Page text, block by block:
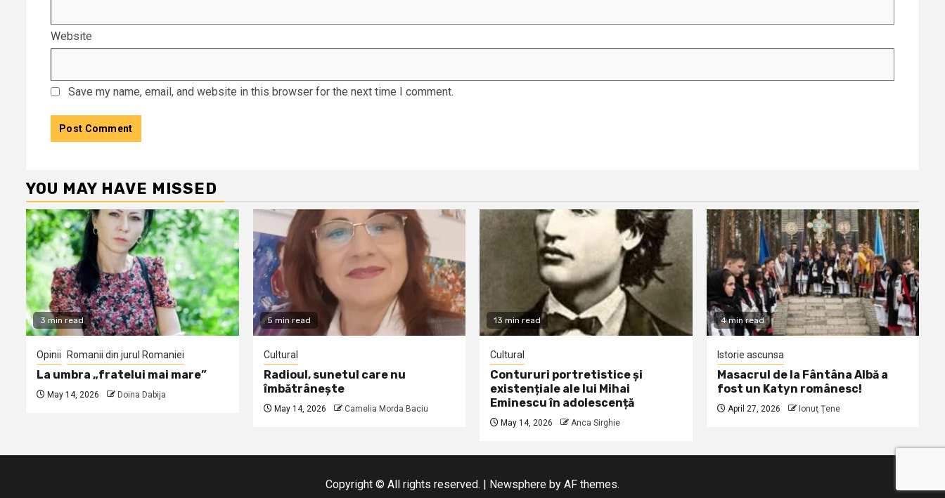
Website
Save my name, email, and website in this browser for the next time I comment.
YOU MAY HAVE MISSED
3 min read
Opinii Romanii din jurul Romaniei
La umbra „fratelui mai mare”
May 14, 2026 Doina Dabija
5 min read
Cultural
Radioul, sunetul care nu
îmbătrânește
May 14, 2026 Camelia Morda Baciu
13 min read
Cultural
Contururi portretistice și
existențiale ale lui Mihai
Eminescu în adolescență
May 14, 2026 Anca Sirghie
4 min read
Istorie ascunsa
Masacrul de la Fântâna Albă a
fost un Katyn românesc!
April 27, 2026 Ionuţ Ţene
Copyright © All rights reserved. | Newsphere by AF themes.